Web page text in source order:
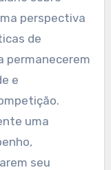
perspectiva
de
permanecerem
e
uma
seu